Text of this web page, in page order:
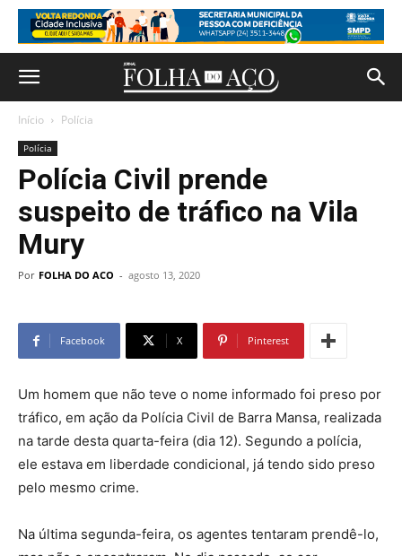
Início Polícia
Polícia
Polícia Civil prende
suspeito de tráfico na Vila
Mury
Por FOLHA DO ACO - agosto 13, 2020
Facebook X Pinterest
Um homem que não teve o nome informado foi preso por
tráfico, em ação da Polícia Civil de Barra Mansa, realizada
na tarde desta quarta-feira (dia 12). Segundo a polícia,
ele estava em liberdade condicional, já tendo sido preso
pelo mesmo crime.
Na última segunda-feira, os agentes tentaram prendê-lo,